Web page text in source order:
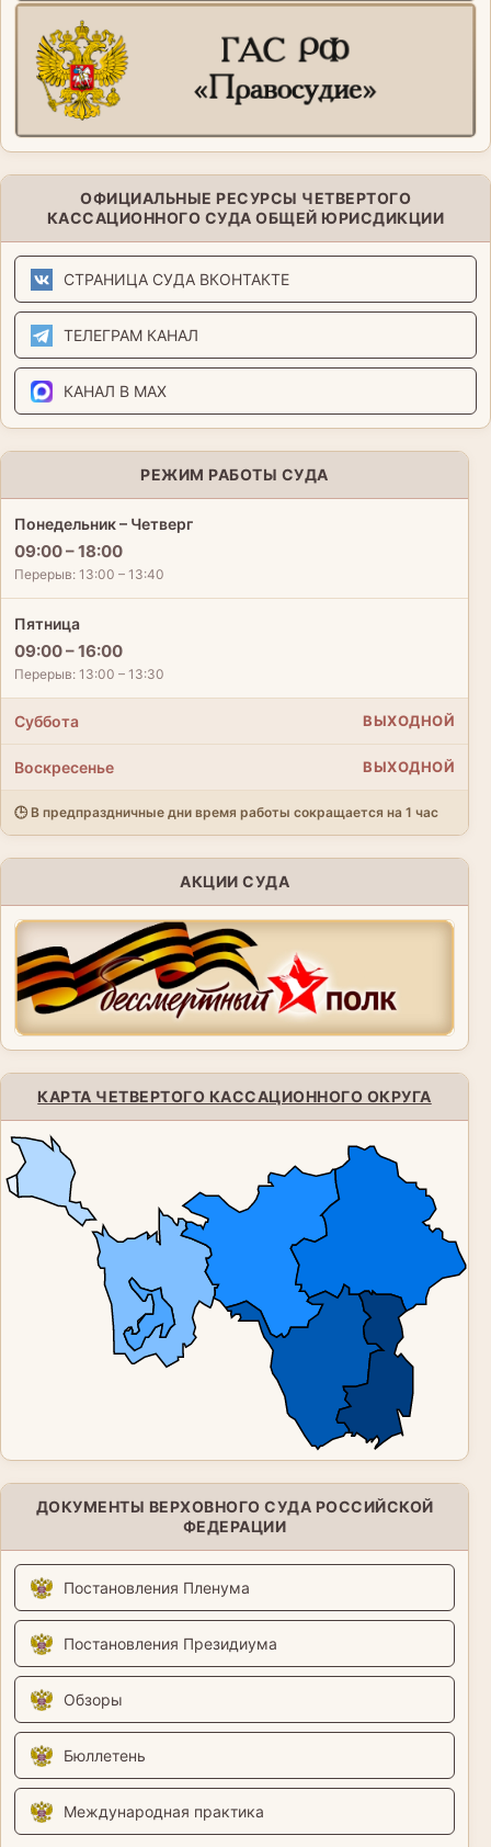
ОФИЦИАЛЬНЫЕ РЕСУРСЫ ЧЕТВЕРТОГО
КАССАЦИОННОГО СУДА ОБЩЕЙ ЮРИСДИКЦИИ
СТРАНИЦА СУДА ВКОНТАКТЕ
ТЕЛЕГРАМ КАНАЛ
КАНАЛ В MAX
РЕЖИМ РАБОТЫ СУДА
Понедельник – Четверг
09:00 – 18:00
Перерыв: 13:00 – 13:40
Пятница
09:00 – 16:00
Перерыв: 13:00 – 13:30
Суббота ВЫХОДНОЙ
Воскресенье ВЫХОДНОЙ
🕒 В предпраздничные дни время работы сокращается на 1 час
АКЦИИ СУДА
КАРТА ЧЕТВЕРТОГО КАССАЦИОННОГО ОКРУГА
ДОКУМЕНТЫ ВЕРХОВНОГО СУДА РОССИЙСКОЙ
ФЕДЕРАЦИИ
Постановления Пленума
Постановления Президиума
Обзоры
Бюллетень
Международная практика